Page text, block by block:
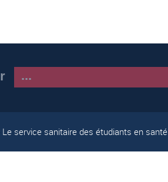
Le service sanitaire des étudiants en santé